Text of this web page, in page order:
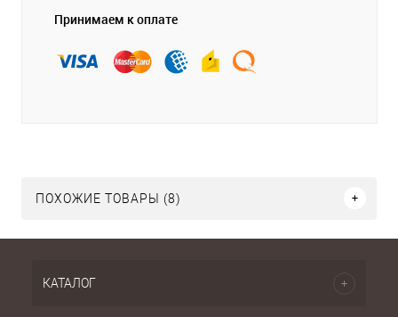
Принимаем к оплате
ПОХОЖИЕ ТОВАРЫ (8)
КАТАЛОГ